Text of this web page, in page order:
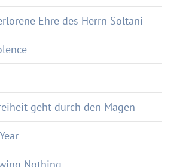
Ehre des Herrn Soltani
geht durch den Magen